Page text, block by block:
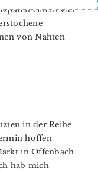
einem viel
von Nähten
in der Reihe
hoffen
in Offenbach
hab mich